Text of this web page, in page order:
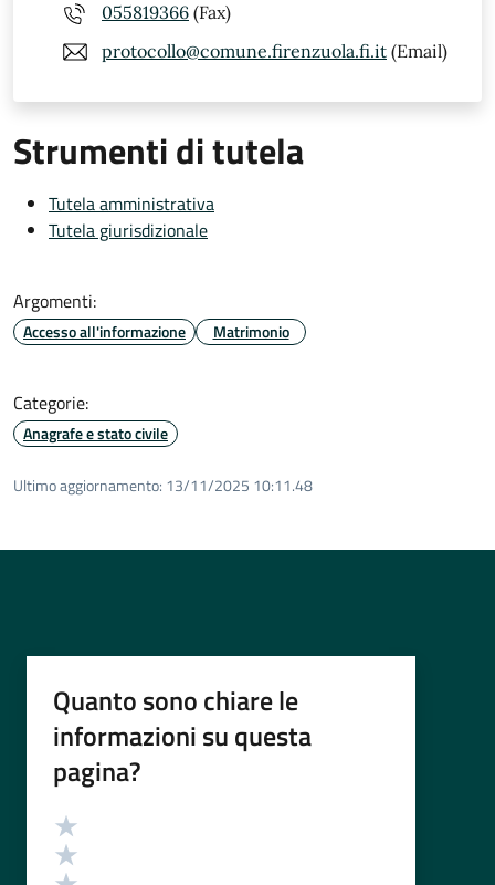
055819366 (Fax)
protocollo@comune.firenzuola.fi.it (Email)
Strumenti di tutela
Tutela amministrativa
Tutela giurisdizionale
Argomenti:
Accesso all'informazione Matrimonio
Categorie:
Anagrafe e stato civile
Ultimo aggiornamento: 13/11/2025 10:11.48
Quanto sono chiare le
informazioni su questa
pagina?
Valutazione